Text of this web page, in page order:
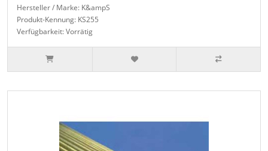
Hersteller / Marke: K&ampS
Produkt-Kennung: KS255
Verfügbarkeit: Vorrätig